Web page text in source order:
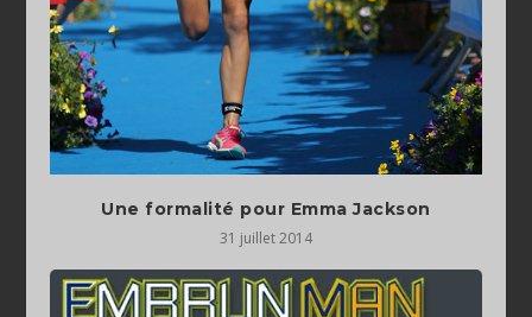
Une formalité pour Emma Jackson
31 juillet 2014